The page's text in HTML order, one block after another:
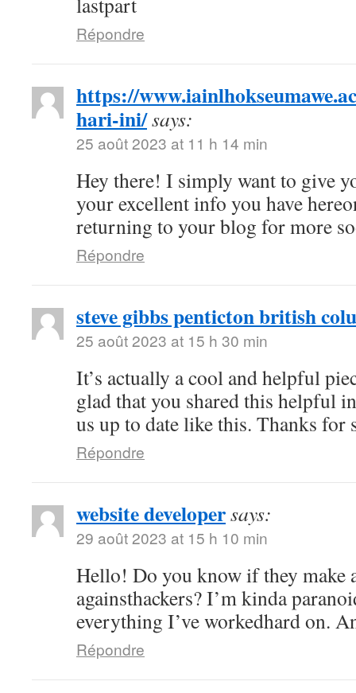
Répondre
https://
hari-ini/says:
25 août 2023 at 11 h 14 min
Hey there! I simply want to give
your excellent info you have
returning to your blog for more
Répondre
steve gibbs penticton british
25 août 2023 at 15 h 30 min
It’s actually a cool and helpful
glad that you shared this helpful
us up to date like this. Thanks for
Répondre
website developersays:
29 août 2023 at 15 h 10 min
Hello! Do you know if they make
againsthackers? I’m kinda
everything I’ve workedhard on.
Répondre